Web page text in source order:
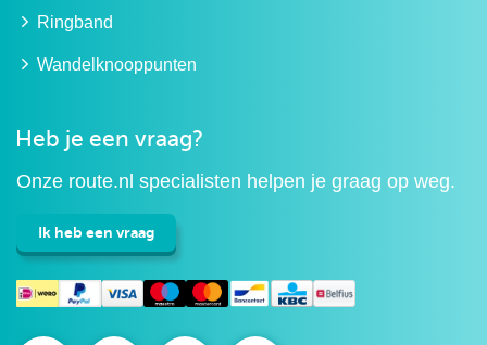
Ringband
Wandelknooppunten
Heb je een vraag?
Onze route.nl specialisten helpen je graag op weg.
Ik heb een vraag